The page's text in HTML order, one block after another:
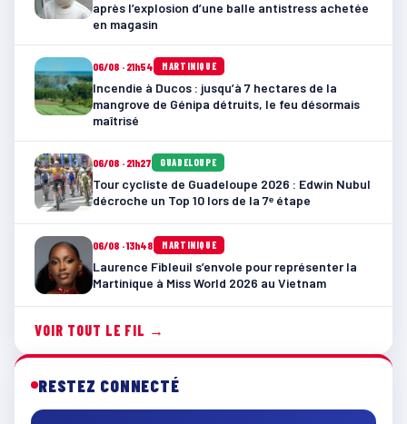
après l’explosion d’une balle antistress achetée
en magasin
06/08 · 21h54 MARTINIQUE
Incendie à Ducos : jusqu’à 7 hectares de la
mangrove de Génipa détruits, le feu désormais
maîtrisé
06/08 · 21h27 GUADELOUPE
Tour cycliste de Guadeloupe 2026 : Edwin Nubul
décroche un Top 10 lors de la 7ᵉ étape
06/08 · 13h48 MARTINIQUE
Laurence Fibleuil s’envole pour représenter la
Martinique à Miss World 2026 au Vietnam
VOIR TOUT LE FIL →
RESTEZ CONNECTÉ